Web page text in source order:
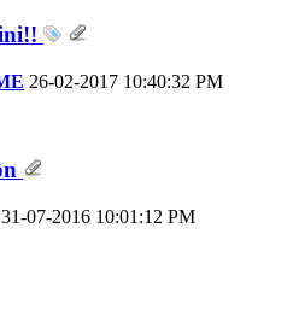
26-02-2017 10:40:32 PM
31-07-2016 10:01:12 PM